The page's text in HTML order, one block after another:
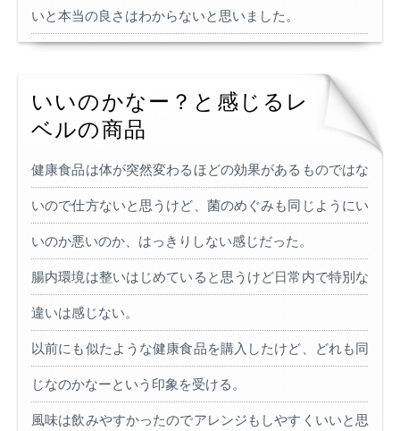
いと本当の良さはわからないと思いました。
いいのかなー？と感じるレ
ベルの商品
健康食品は体が突然変わるほどの効果があるものではな
いので仕方ないと思うけど、菌のめぐみも同じようにい
いのか悪いのか、はっきりしない感じだった。
腸内環境は整いはじめていると思うけど日常内で特別な
違いは感じない。
以前にも似たような健康食品を購入したけど、どれも同
じなのかなーという印象を受ける。
風味は飲みやすかったのでアレンジもしやすくいいと思